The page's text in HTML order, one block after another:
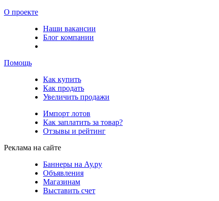
О проекте
Наши вакансии
Блог компании
Помощь
Как купить
Как продать
Увеличить продажи
Импорт лотов
Как заплатить за товар?
Отзывы и рейтинг
Реклама на сайте
Баннеры на Ау.ру
Объявления
Магазинам
Выставить счет